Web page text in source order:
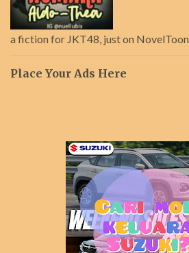
a fiction for JKT48, just on NovelToon
Place Your Ads Here